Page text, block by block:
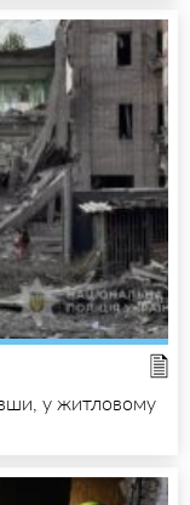
у житловому